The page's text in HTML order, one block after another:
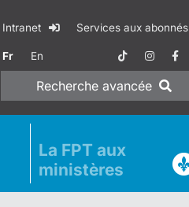
Intranet Services aux abonnés
Fr En
Recherche avancée
La FPT aux
ministères